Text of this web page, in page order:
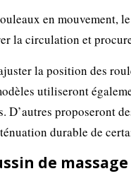
en mouvement,
la circulation et
la position des
utiliseront
D’autres proposeront
durable de
de